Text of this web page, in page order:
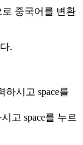
중국어를 변환
.
하시고 space를
고 space를 누르